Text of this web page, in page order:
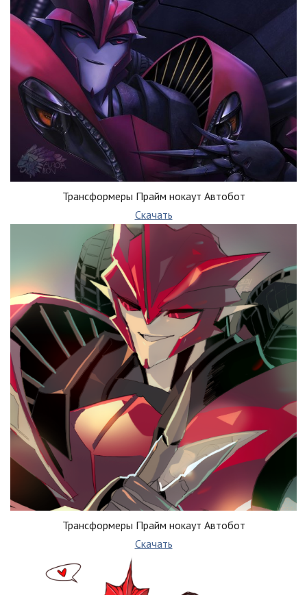
Трансформеры Прайм нокаут Автобот
Скачать
Трансформеры Прайм нокаут Автобот
Скачать